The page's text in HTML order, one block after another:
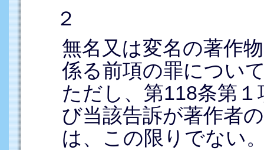
２
無名又は変名の著作
係る前項の罪につい
ただし、第118条第
び当該告訴が著作者
は、この限りでない